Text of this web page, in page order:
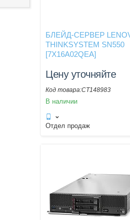
БЛЕЙД-СЕРВЕР
THINKSYSTEM SN550
[7X16A02QEA]
Цену уточняйте
CT148983
В наличии
Отдел продаж